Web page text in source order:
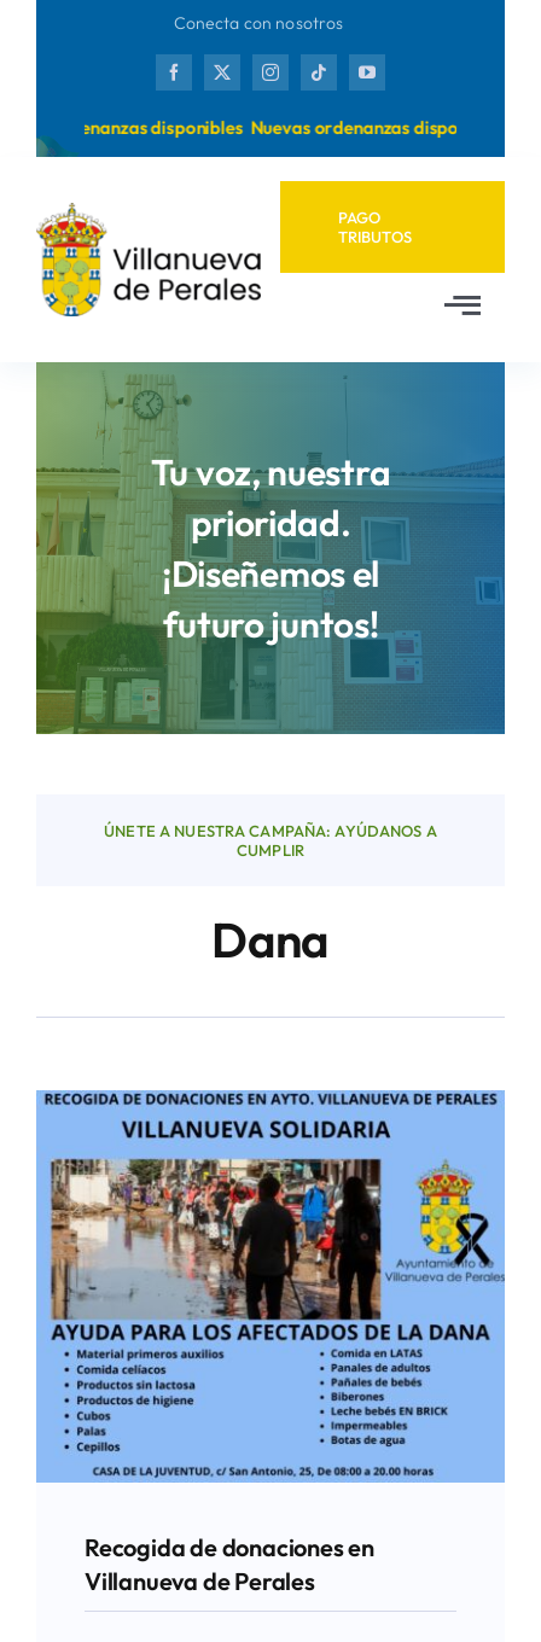
Conecta con nosotros
ordenanzas disponibles Nuevas ordenanzas disponibles
PAGO
TRIBUTOS
Ayuntamiento
Municipio
Áreas
Sede Electrónica
Buscar:
Tu voz, nuestra
prioridad.
¡Diseñemos el
futuro juntos!
ÚNETE A NUESTRA CAMPAÑA: AYÚDANOS A
CUMPLIR
Dana
Recogida de donaciones en
Villanueva de Perales